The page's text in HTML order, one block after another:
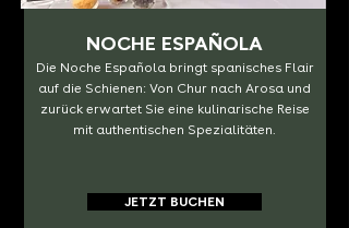
NOCHE ESPAÑOLA
Die Noche Española bringt spanisches Flair
auf die Schienen: Von Chur nach Arosa und
zurück erwartet Sie eine kulinarische Reise
mit authentischen Spezialitäten.
JETZT BUCHEN